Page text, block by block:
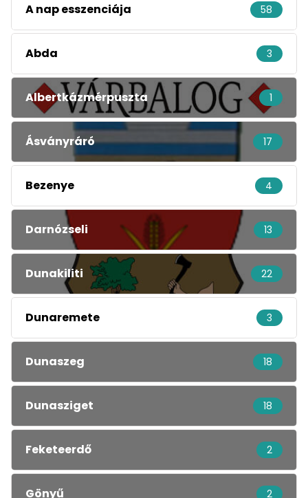
A nap esszenciája 58
Abda 3
Albertkázmérpuszta 1
Ásványráró 17
Bezenye 4
Darnózseli 13
Dunakiliti 22
Dunaremete 3
Dunaszeg 18
Dunasziget 18
Feketeerdő 2
Gönyű 2